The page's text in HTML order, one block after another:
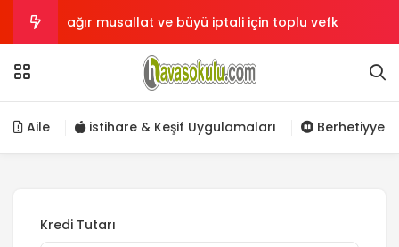
ağır musallat ve büyü iptali için toplu vefk
Kalp ile zikir ve Allah’ın zikredeni zikretmesi
Görme gücünü arttıran antik tarihi formül
Aile istihare & Keşif Uygulamaları Berhetiyye
Kredi Tutarı